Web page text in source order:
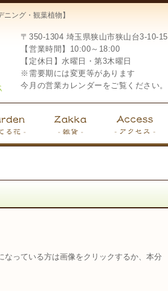
ング・観葉植物】
〒350-1304 埼玉県狭山市狭山台3-10-15
【営業時間】10:00～18:00
【定休日】水曜日・第3木曜日
※需要期には変更等があります
今月の営業カレンダーをご覧ください。
なっている方は画像をクリックするか、本分